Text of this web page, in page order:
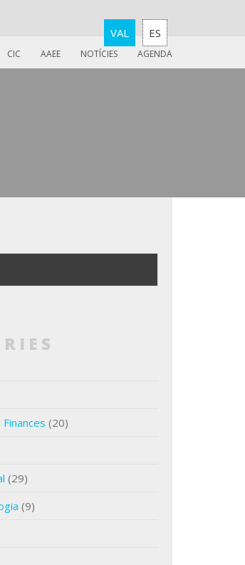
VAL ES
CIC AAEE NOTÍCIES AGENDA
(20)
(29)
(9)